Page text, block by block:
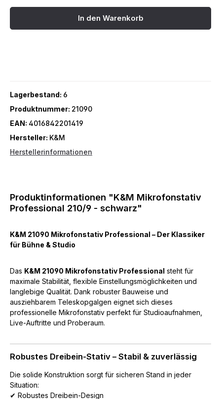
In den Warenkorb
Lagerbestand: 6
Produktnummer: 21090
EAN: 4016842201419
Hersteller: K&M
Herstellerinformationen
Produktinformationen "K&M Mikrofonstativ
Professional 210/9 - schwarz"
K&M 21090 Mikrofonstativ Professional – Der Klassiker
für Bühne & Studio
Das K&M 21090 Mikrofonstativ Professional steht für
maximale Stabilität, flexible Einstellungsmöglichkeiten und
langlebige Qualität. Dank robuster Bauweise und
ausziehbarem Teleskopgalgen eignet sich dieses
professionelle Mikrofonstativ perfekt für Studioaufnahmen,
Live-Auftritte und Proberaum.
Robustes Dreibein-Stativ – Stabil & zuverlässig
Die solide Konstruktion sorgt für sicheren Stand in jeder
Situation:
✔ Robustes Dreibein-Design